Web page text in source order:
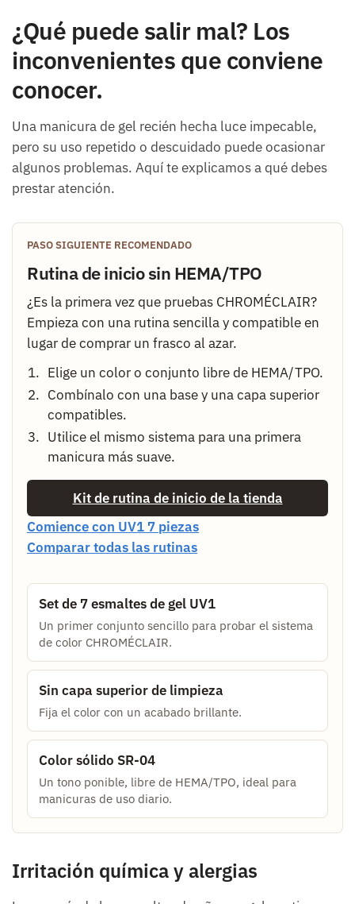
¿Qué puede salir mal? Los
inconvenientes que conviene
conocer.
Una manicura de gel recién hecha luce impecable,
pero su uso repetido o descuidado puede ocasionar
algunos problemas. Aquí te explicamos a qué debes
prestar atención.
PASO SIGUIENTE RECOMENDADO
Rutina de inicio sin HEMA/TPO
¿Es la primera vez que pruebas CHROMÉCLAIR?
Empieza con una rutina sencilla y compatible en
lugar de comprar un frasco al azar.
Elige un color o conjunto libre de HEMA/TPO.
Combínalo con una base y una capa superior
compatibles.
Utilice el mismo sistema para una primera
manicura más suave.
Kit de rutina de inicio de la tienda
Comience con UV1 7 piezas
Comparar todas las rutinas
Set de 7 esmaltes de gel UV1
Un primer conjunto sencillo para probar el sistema
de color CHROMÉCLAIR.
Sin capa superior de limpieza
Fija el color con un acabado brillante.
Color sólido SR-04
Un tono ponible, libre de HEMA/TPO, ideal para
manicuras de uso diario.
Irritación química y alergias